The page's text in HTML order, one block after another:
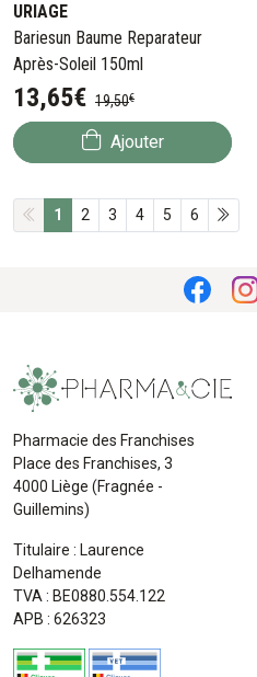
URIAGE
Bariesun Baume Reparateur
Après-Soleil 150ml
13,65€ 19,50€
Ajouter
1 2 3 4 5 6
Pharmacie des Franchises
Place des Franchises, 3
4000 Liège (Fragnée -
Guillemins)
Titulaire : Laurence
Delhamende
TVA : BE0880.554.122
APB : 626323